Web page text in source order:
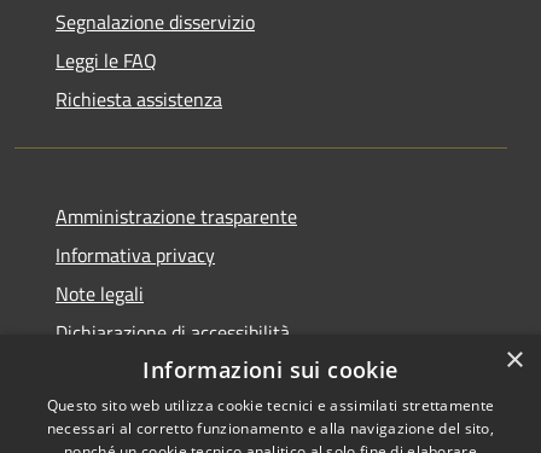
Segnalazione disservizio
Leggi le FAQ
Richiesta assistenza
Amministrazione trasparente
Informativa privacy
Note legali
Dichiarazione di accessibilità
×
Informazioni sui cookie
Questo sito web utilizza cookie tecnici e assimilati strettamente
necessari al corretto funzionamento e alla navigazione del sito,